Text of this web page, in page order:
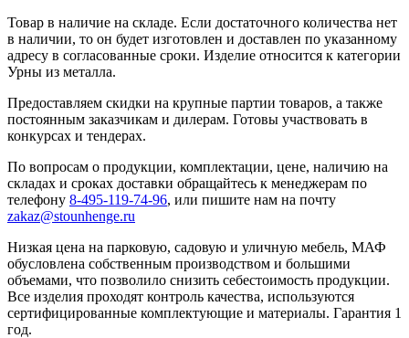
Товар в наличие на складе. Если достаточного количества нет
в наличии, то он будет изготовлен и доставлен по указанному
адресу в согласованные сроки. Изделие относится к категории
Урны из металла.
Предоставляем скидки на крупные партии товаров, а также
постоянным заказчикам и дилерам. Готовы участвовать в
конкурсах и тендерах.
По вопросам о продукции, комплектации, цене, наличию на
складах и сроках доставки обращайтесь к менеджерам по
телефону 8-495-119-74-96, или пишите нам на почту
zakaz@stounhenge.ru
Низкая цена на парковую, садовую и уличную мебель, МАФ
обусловлена собственным производством и большими
объемами, что позволило снизить себестоимость продукции.
Все изделия проходят контроль качества, используются
сертифицированные комплектующие и материалы. Гарантия 1
год.